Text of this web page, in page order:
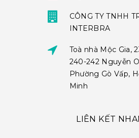
CÔNG TY TNHH
INTERBRA
Toà nhà Mộc Gia,
240-242 Nguyễn
Phường Gò Vấp,
Minh
LIÊN KẾT